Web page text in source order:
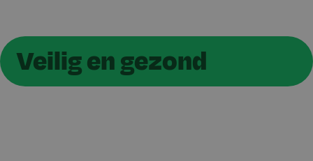
Veilig en gezond